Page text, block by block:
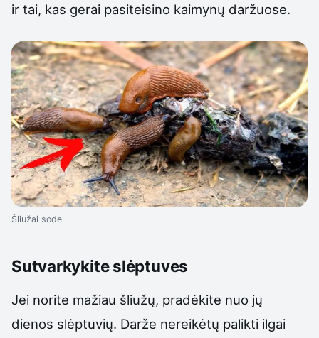
ir tai, kas gerai pasiteisino kaimynų daržuose.
Šliužai sode
Sutvarkykite slėptuves
Jei norite mažiau šliužų, pradėkite nuo jų
dienos slėptuvių. Darže nereikėtų palikti ilgai